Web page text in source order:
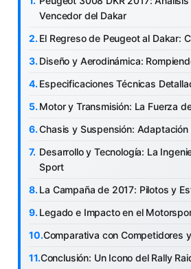
Vencedor del Dakar
El Regreso de Peugeot al Dakar:
Diseño y Aerodinámica:
Especificaciones Técnicas
Motor y Transmisión: La Fuerza
Chasis y Suspensión: Adaptación
Desarrollo y Tecnología: La
Sport
La Campaña de 2017: Pilotos y
Legado e Impacto en el
Comparativa con Competidores
Conclusión: Un Icono del Rally